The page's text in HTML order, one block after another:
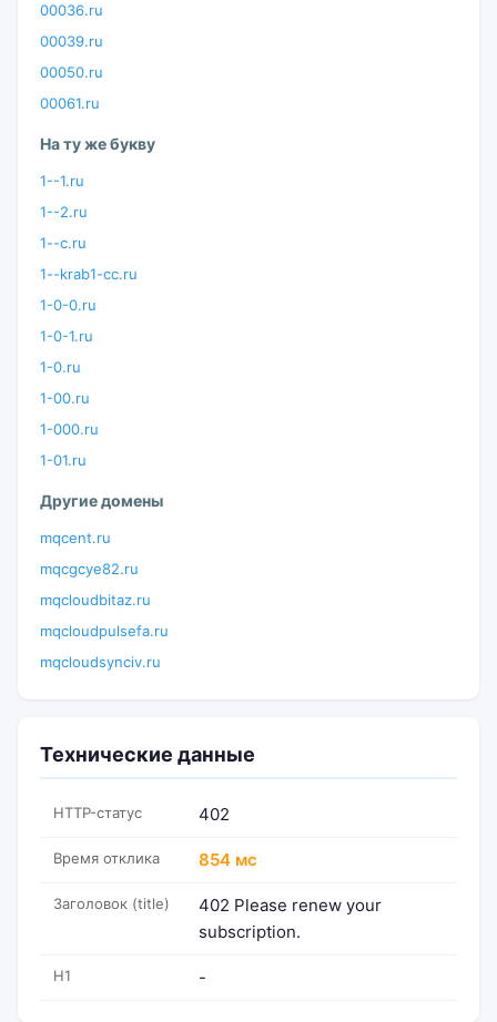
00036.ru
00039.ru
00050.ru
00061.ru
На ту же букву
1--1.ru
1--2.ru
1--c.ru
1--krab1-cc.ru
1-0-0.ru
1-0-1.ru
1-0.ru
1-00.ru
1-000.ru
1-01.ru
Другие домены
mqcent.ru
mqcgcye82.ru
mqcloudbitaz.ru
mqcloudpulsefa.ru
mqcloudsynciv.ru
Технические данные
HTTP-статус 402
Время отклика 854 мс
Заголовок (title)
402 Please renew your
subscription.
H1 -